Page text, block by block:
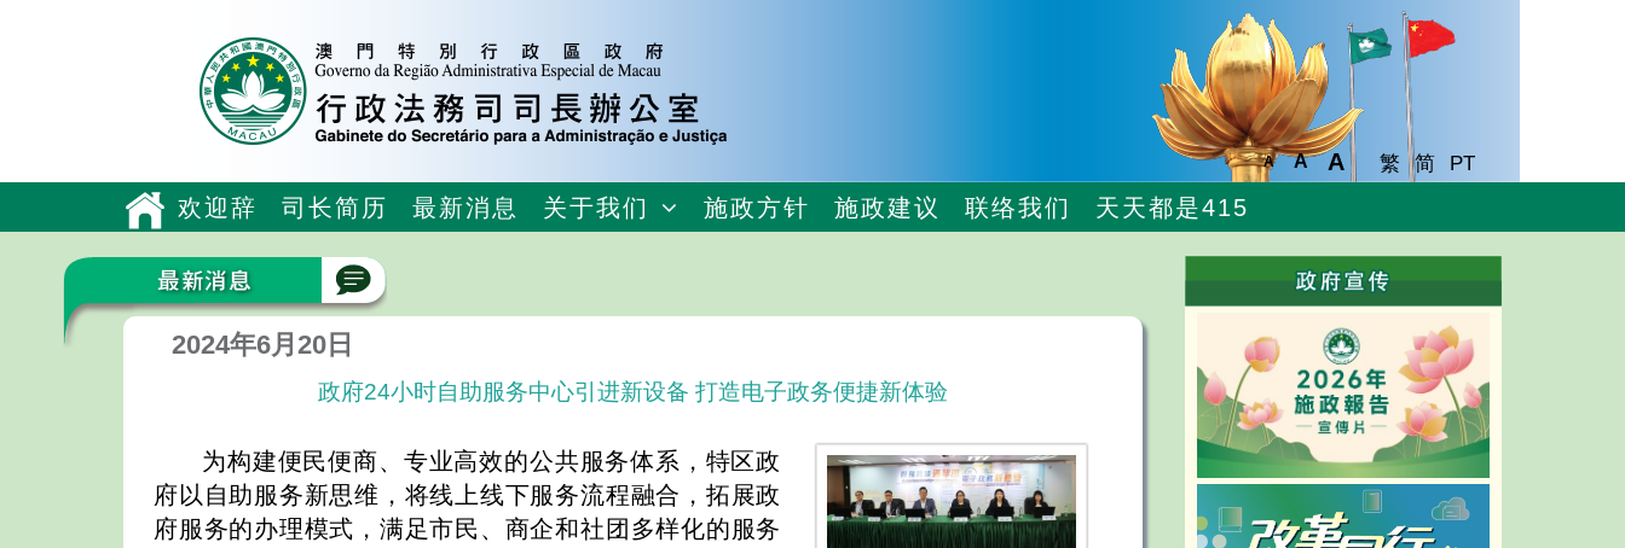
A A A 繁 简 PT
欢迎辞 司长简历 最新消息 关于我们 施政方针 施政建议 联络我们 天天都是415
2024年6月20日
政府24小时自助服务中心引进新设备 打造电子政务便捷新体验
为构建便民便商、专业高效的公共服务体系，特区政
府以自助服务新思维，将线上线下服务流程融合，拓展政
府服务的办理模式，满足市民、商企和社团多样化的服务